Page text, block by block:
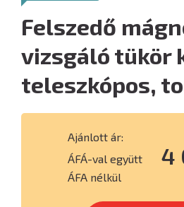
Felszedő
vizsgáló tükör
teleszkópos,
Ajánlott ár:
ÁFÁ-val együtt
4
ÁFA nélkül